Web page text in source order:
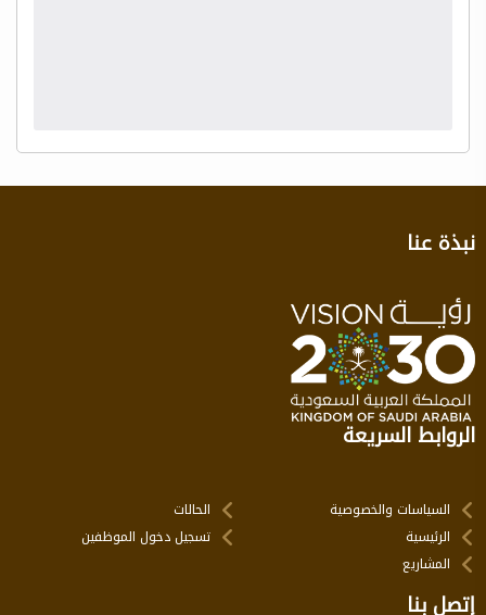
نبذة عنا
الروابط السريعة
السياسات والخصوصية
الرئيسية
المشاريع
الحالات
تسجيل دخول الموظفين
إتصل بنا